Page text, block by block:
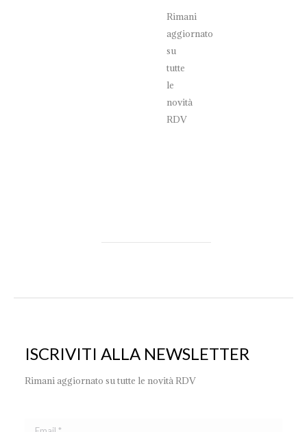
Rimani
aggiornato
su
tutte
le
novità
RDV
ISCRIVITI ALLA NEWSLETTER
Rimani aggiornato su tutte le novità RDV